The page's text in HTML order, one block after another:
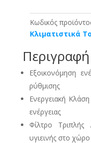
Κωδικός
Κλιματιστικά
Περιγραφή
Εξοικονόμηση
ρύθμισης
Ενεργειακή
ενέργειας
Φίλτρο Τριπλής
υγιεινής στο χώρο